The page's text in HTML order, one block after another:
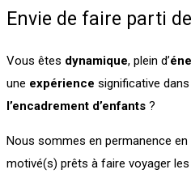
Envie de faire parti
Vous êtes dynamique, plein d’
une expérience significative dans
l’encadrement d’enfants ?
Nous sommes en permanence en
motivé(s) prêts à faire voyager